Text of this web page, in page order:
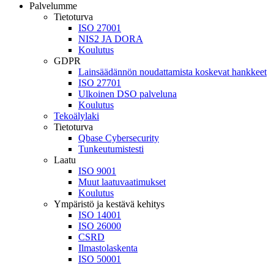
Palvelumme
Tietoturva
ISO 27001
NIS2 JA DORA
Koulutus
GDPR
Lainsäädännön noudattamista koskevat hankkeet
ISO 27701
Ulkoinen DSO palveluna
Koulutus
Tekoälylaki
Tietoturva
Qbase Cybersecurity
Tunkeutumistesti
Laatu
ISO 9001
Muut laatuvaatimukset
Koulutus
Ympäristö ja kestävä kehitys
ISO 14001
ISO 26000
CSRD
Ilmastolaskenta
ISO 50001